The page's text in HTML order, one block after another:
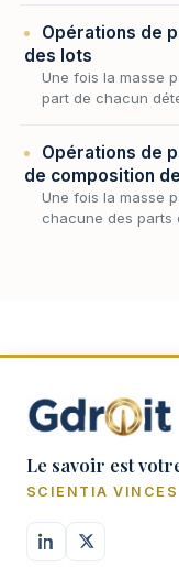
indivisaire le d…
Opérations de
des lots
Une fois la masse
part de chacun
c'est-à-dir…
Opérations de
de composition
Une fois la masse
chacune des parts
Le savoir est
SCIENTIA VINCES